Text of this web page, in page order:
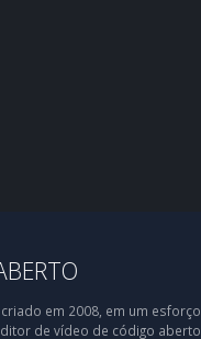
em 2008, em um esforço
de vídeo de código aberto,